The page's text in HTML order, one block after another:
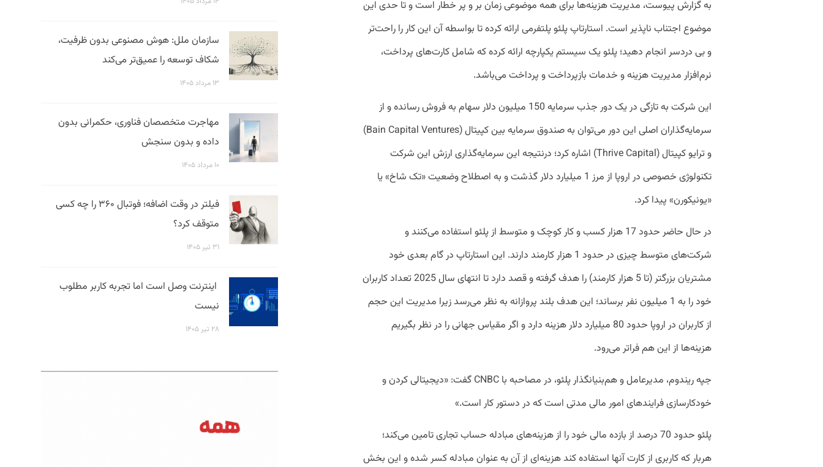
به گزارش پیوست، مدیریت هزینه‌ها برای همه موضوعی زمان بر و پر خطار است و تا حدی این
موضوع اجتناب ناپذیر است. استارتاپ پلئو پلتفرمی ارائه کرده تا بواسطه آن این کار را راحت‌تر
و بی دردسر انجام دهید؛ پلئو یک سیستم یکپارچه ارائه کرده که شامل کارت‌های پرداخت،
نرم‌افزار مدیریت هزینه و خدمات بازپرداخت و پرداخت می‌باشد.
این شرکت به تازگی در یک دور جذب سرمایه 150 میلیون دلار سهام به فروش رسانده و از
سرمایه‌گذاران اصلی این دور می‌توان به صندوق سرمایه بین کپیتال (Bain Capital Ventures)
و ترایو کپیتال (Thrive Capital) اشاره کرد؛ درنتیجه این سرمایه‌گذاری ارزش این شرکت
تکنولوژی خصوصی در اروپا از مرز 1 میلیارد دلار گذشت و به اصطلاح وضعیت «تک شاخ» یا
«یونیکورن» پیدا کرد.
در حال حاضر حدود 17 هزار کسب و کار کوچک و متوسط از پلئو استفاده می‌کنند و
شرکت‌های متوسط چیزی در حدود 1 هزار کارمند دارند. این استارتاپ در گام بعدی خود
مشتریان بزرگتر (تا 5 هزار کارمند) را هدف گرفته و قصد دارد تا انتهای سال 2025 تعداد کاربران
خود را به 1 میلیون نفر برساند؛ این هدف بلند پروازانه به نظر می‌رسد زیرا مدیریت این حجم
از کاربران در اروپا حدود 80 میلیارد دلار هزینه دارد و اگر مقیاس جهانی را در نظر بگیریم
هزینه‌ها از این هم فراتر می‌رود.
جپه ریندوم، مدیرعامل و هم‌بنیانگذار پلئو، در مصاحبه با CNBC گفت: «دیجیتالی کردن و
خودکارسازی فرایندهای امور مالی مدتی است که در دستور کار است.»
پلئو حدود 70 درصد از بازده مالی خود را از هزینه‌های مبادله حساب تجاری تامین می‌کند؛
هربار که کاربری از کارت‌ آنها استفاده کند هزینه‌ای از آن به عنوان مبادله کسر شده و این بخش
سازمان ملل: هوش مصنوعی بدون ظرفیت،
شکاف توسعه را عمیق‌تر می‌کند
۱۳ مرداد ۱۴۰۵
مهاجرت متخصصان فناوری، حکمرانی بدون
داده و بدون سنجش
۱۰ مرداد ۱۴۰۵
فیلتر در وقت اضافه؛ فوتبال ۳۶۰ را چه کسی
متوقف کرد؟
۳۱ تیر ۱۴۰۵
اینترنت وصل است اما تجربه کاربر مطلوب
نیست
۲۸ تیر ۱۴۰۵